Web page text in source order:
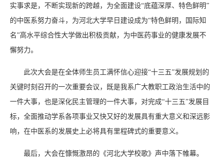
实事求是，不断实现新的跨越，为全面建设“底蕴深厚、特色鲜明”
的中医系努力奋斗，为河北大学早日建设成为“特色鲜明，国际知
名”高水平综合性大学做出积极贡献，为中医药事业的健康发展不
懈努力。
此次大会是在全体师生员工满怀信心迎接“十三五”发展规划的
关键时刻召开的一次重要会议，既是我系广大教职工政治生活中的
一件大事，也是深化民主管理的一件大事，对完成“十三五”发展目
标，全面推动学系各项事业又快又好的发展具有重大意义和深远影
响，在中医系的发展史上必将具有里程碑式的重要意义。
最后，大会在慷慨激昂的《河北大学校歌》声中落下帷幕。